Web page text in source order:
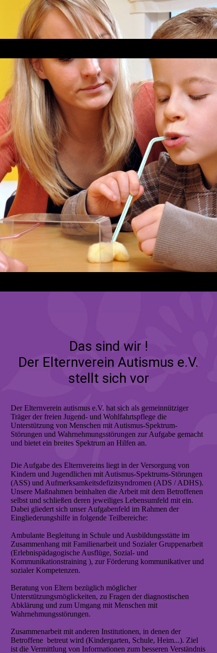
Das sind wir !
Der Elternverein Autismus e.V.
stellt sich vor
Der Elternverein autismus e.V. hat sich als gemeinnütziger
Träger der freien Jugend- und Wohlfahrtspflege die
Unterstützung von Menschen mit Autismus-Spektrum-
Störungen und Wahrnehmungsstörungen zur Aufgabe gemacht
und bietet ein breites Spektrum an Hilfen an.
Die Aufgabe des Elternvereins liegt in der Versorgung von
Kindern und Jugendlichen mit Autismus-Spektrums-Störungen
(ASS) und Aufmerksamkeitsdefizitsyndromen (ADS / ADHS).
Unsere Maßnahmen beinhalten die Arbeit mit dem Betroffenen
selbst und schließen deren jeweiliges Lebensumfeld mit ein.
Dabei gliedert sich unser Aufgabenfeld im Rahmen der
Eingliederungshilfe in folgende Teilbereiche:
Ambulante Begleitung in Schule und Ausbildungsstätte im
Zusammenhang mit Familienarbeit und Sozialer Gruppenarbeit
(Erlebnispädagogische Ausflüge, Sozial- und
Kommunikationstraining ), zur Förderung kommunikativer und
sozialer Kompetenzen.
Beratung von Eltern bezüglich möglicher
Unterstützungsmöglickeiten, zu Fragen der diagnostischen
Abklärung und zum Umgang mit Menschen mit
Wahrnehmungsstörungen.
Zusammenarbeit mit anderen Institutionen, in denen der
Betroffene betreut wird (Kindergarten, Schule, Heim...). Ziel
ist die Vermittlung von Informationen zum besseren Verständnis